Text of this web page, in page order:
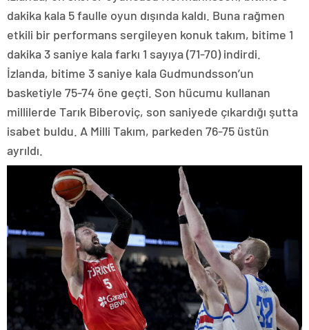
dakika kala 5 faulle oyun dışında kaldı. Buna rağmen
etkili bir performans sergileyen konuk takım, bitime 1
dakika 3 saniye kala farkı 1 sayıya (71-70) indirdi.
İzlanda, bitime 3 saniye kala Gudmundsson’un
basketiyle 75-74 öne geçti. Son hücumu kullanan
millilerde Tarık Biberoviç, son saniyede çıkardığı şutta
isabet buldu. A Milli Takım, parkeden 76-75 üstün
ayrıldı.